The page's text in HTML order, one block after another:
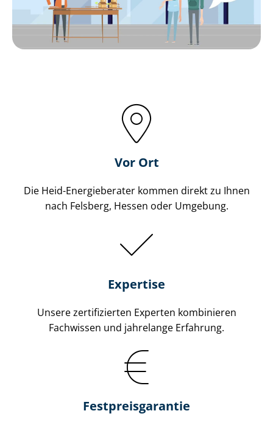
Vor Ort
Die Heid-Energieberater kommen direkt zu Ihnen
nach Felsberg, Hessen oder Umgebung.
Expertise
Unsere zertifizierten Experten kombinieren
Fachwissen und jahrelange Erfahrung.
Fest­preis­ga­ran­tie